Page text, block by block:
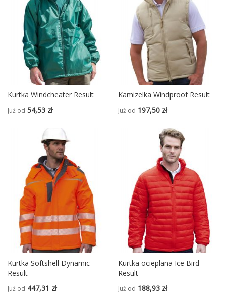
Kurtka Windcheater Result
Już od 54,53 zł
Kamizelka Windproof Result
Już od 197,50 zł
Kurtka Softshell Dynamic
Result
Już od 447,31 zł
Kurtka ocieplana Ice Bird
Result
Już od 188,93 zł